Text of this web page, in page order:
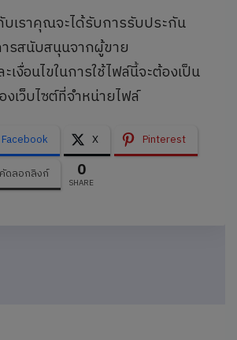
เราคุณจะได้รับการรับประกัน
รสนับสนุนจากผู้ขาย
เงื่อนไขในการใช้ไฟล์นี้จะต้องเป็น
งเว็บไซต์ที่จำหน่ายไฟล์
Facebook X
Pinterest
คัดลอกลิงก์ 0
SHARE